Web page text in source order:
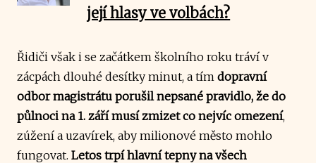
její hlasy ve volbách?
Řidiči však i se začátkem školního roku tráví v
zácpách dlouhé desítky minut, a tím dopravní
odbor magistrátu porušil nepsané pravidlo, že do
půlnoci na 1. září musí zmizet co nejvíc omezení,
zúžení a uzavírek, aby milionové město mohlo
fungovat. Letos trpí hlavní tepny na všech